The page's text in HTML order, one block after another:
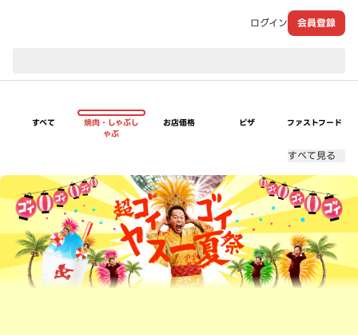
ログイン 会員登録
すべて
焼肉・しゃぶし
ゃぶ
お店価格 ピザ ファストフード
すべて見る
超ゴイゴイヤスー夏祭